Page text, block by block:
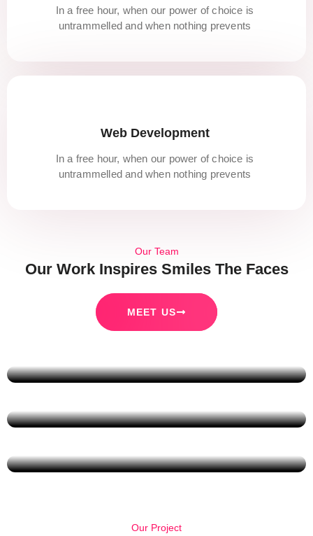
In a free hour, when our power of choice is
untrammelled and when nothing prevents
Web Development
In a free hour, when our power of choice is
untrammelled and when nothing prevents
Our Team
Our Work Inspires Smiles The Faces
MEET US
Our Project